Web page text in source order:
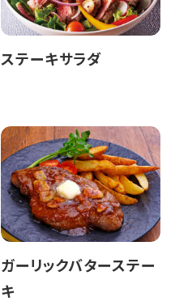
ステーキサラダ
ガーリックバターステー
キ